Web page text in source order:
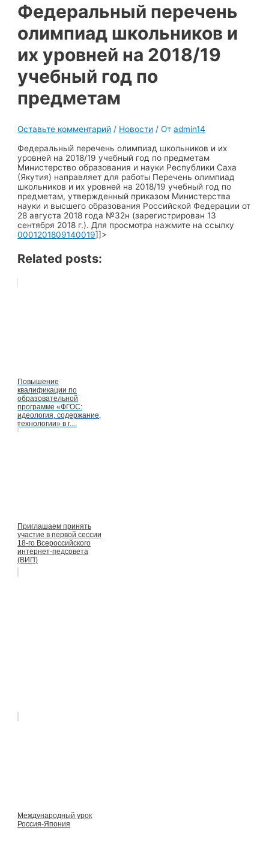
Федеральный перечень
олимпиад школьников и
их уровней на 2018/19
учебный год по
предметам
Оставьте комментарий / Новости / От admin14
Федеральный перечень олимпиад школьников и их
уровней на 2018/19 учебный год по предметам
Министерство образования и науки Республики Саха
(Якутия) направляет для работы Перечень олимпиад
школьников и их уровней на 2018/19 учебный год по
предметам, утвержденный приказом Министерства
науки и высшего образования Российской Федерации от
28 августа 2018 года №32н (зарегистрирован 13
сентября 2018 г.). Для просмотра нажмите на ссылку
0001201809140019]]>
Related posts:
Повышение
квалификации по
образовательной
программе «ФГОС:
идеология, содержание,
технологии» в г....
Приглашаем принять
участие в первой сессии
18-го Всероссийского
интернет-педсовета
(ВИП)
Международный урок
Россия-Япония